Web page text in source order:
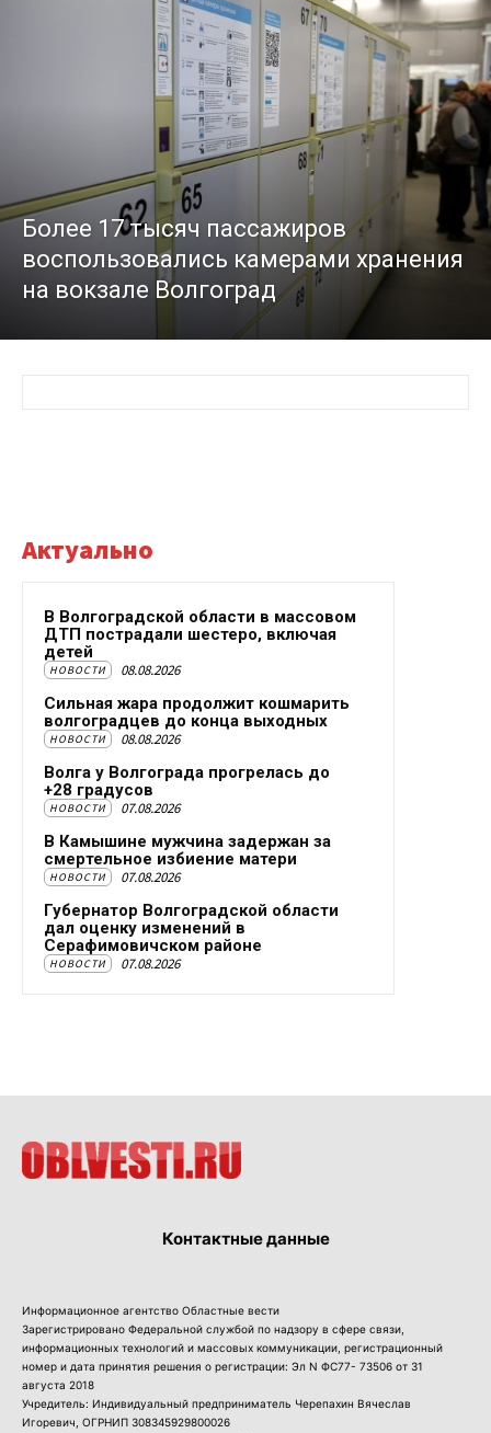
Более 17 тысяч пассажиров
воспользовались камерами хранения
на вокзале Волгоград
Актуально
В Волгоградской области в массовом
ДТП пострадали шестеро, включая
детей
НОВОСТИ 08.08.2026
Сильная жара продолжит кошмарить
волгоградцев до конца выходных
НОВОСТИ 08.08.2026
Волга у Волгограда прогрелась до
+28 градусов
НОВОСТИ 07.08.2026
В Камышине мужчина задержан за
смертельное избиение матери
НОВОСТИ 07.08.2026
Губернатор Волгоградской области
дал оценку изменений в
Серафимовичском районе
НОВОСТИ 07.08.2026
Контактные данные
Информационное агентство Областные вести
Зарегистрировано Федеральной службой по надзору в сфере связи,
информационных технологий и массовых коммуникации, регистрационный
номер и дата принятия решения о регистрации: Эл N ФС77- 73506 от 31
августа 2018
Учредитель: Индивидуальный предприниматель Черепахин Вячеслав
Игоревич, ОГРНИП 308345929800026